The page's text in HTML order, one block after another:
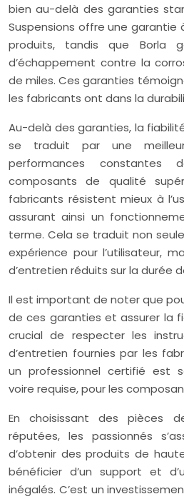
bien au-delà des garanties
Suspensions offre une garantie
produits, tandis que Borla
d’échappement contre la
de miles. Ces garanties
les fabricants ont dans la
Au-delà des garanties, la
se traduit par une
performances
composants de qualité
fabricants résistent mieux à
assurant ainsi un
terme. Cela se traduit non
expérience pour l’utilisateur,
d’entretien réduits sur la durée
Il est important de noter que
de ces garanties et assurer la
crucial de respecter les
d’entretien fournies par les
un professionnel certifié est
voire requise, pour les
En choisissant des pièces
réputées, les passionnés
d’obtenir des produits de
bénéficier d’un support et
inégalés. C’est un